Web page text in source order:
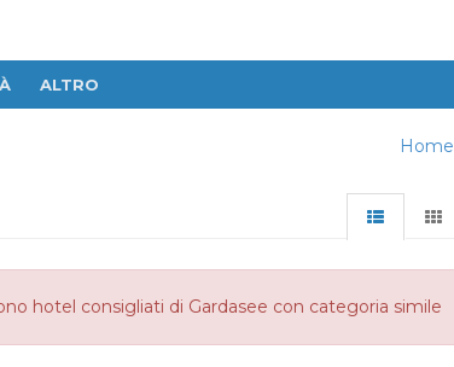
ALTRO
Home
hotel consigliati di Gardasee con categoria simile